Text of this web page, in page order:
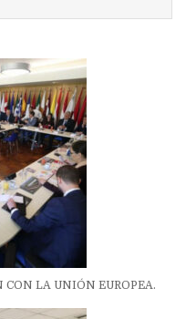
CON LA UNIÓN EUROPEA.